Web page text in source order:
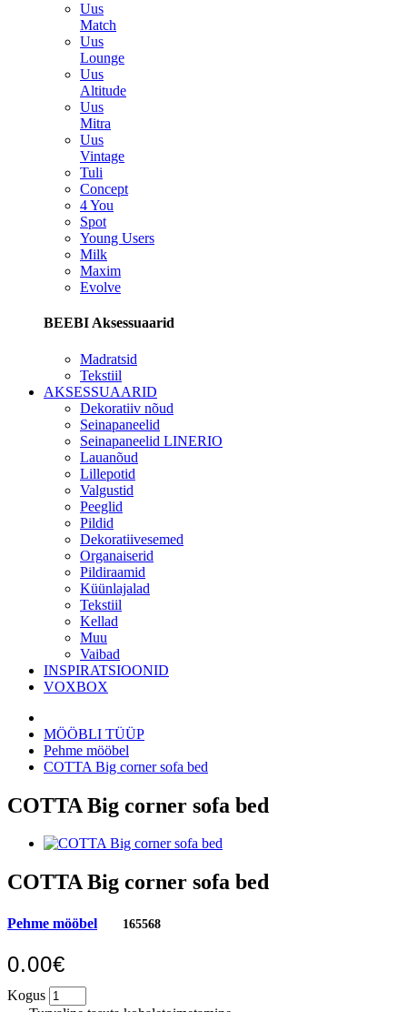
Uus
Match
Uus
Lounge
Uus
Altitude
Uus
Mitra
Uus
Vintage
Tuli
Concept
4 You
Spot
Young Users
Milk
Maxim
Evolve
BEEBI Aksessuaarid
Madratsid
Tekstiil
AKSESSUAARID
Dekoratiiv nõud
Seinapaneelid
Seinapaneelid LINERIO
Lauanõud
Lillepotid
Valgustid
Peeglid
Pildid
Dekoratiivesemed
Organaiserid
Pildiraamid
Küünlajalad
Tekstiil
Kellad
Muu
Vaibad
INSPIRATSIOONID
VOXBOX
MÖÖBLI TÜÜP
Pehme mööbel
COTTA Big corner sofa bed
COTTA Big corner sofa bed
COTTA Big corner sofa bed
Pehme mööbel 165568
0.00€
Kogus